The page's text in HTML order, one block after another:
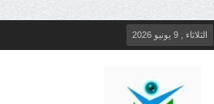
الثلاثاء , 9 يونيو 2026